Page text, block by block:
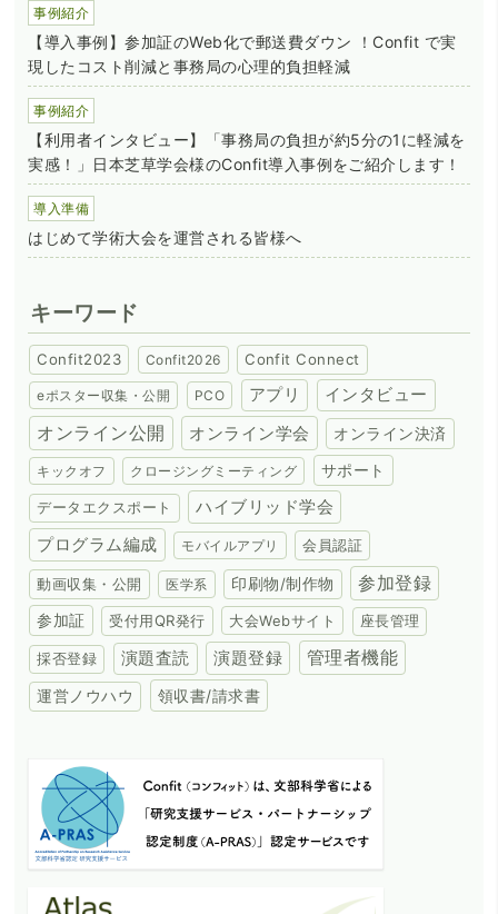
事例紹介
【導入事例】参加証のWeb化で郵送費ダウン ！Confit で実
現したコスト削減と事務局の心理的負担軽減
事例紹介
【利用者インタビュー】「事務局の負担が約5分の1に軽減を
実感！」日本芝草学会様のConfit導入事例をご紹介します！
導入準備
はじめて学術大会を運営される皆様へ
キーワード
Confit2023 Confit2026 Confit Connect
eポスター収集・公開 PCO アプリ インタビュー
オンライン公開 オンライン学会 オンライン決済
キックオフ クロージングミーティング サポート
データエクスポート
ハイブリッド学会
プログラム編成
モバイルアプリ 会員認証
動画収集・公開 医学系 印刷物/制作物 参加登録
参加証 受付用QR発行 大会Webサイト 座長管理
採否登録 演題査読 演題登録 管理者機能
運営ノウハウ 領収書/請求書